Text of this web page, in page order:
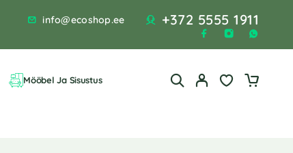
info@ecoshop.ee +372 5555 1911
Mööbel Ja Sisustus